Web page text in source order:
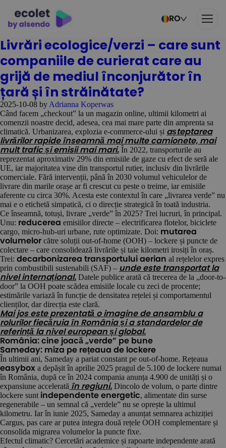
RO
Livrări ecologice/verzi – care sunt
companiile de curierat care au
grijă de mediul înconjurător în
țară și în străinătate?
2025-10-08 by Adrianna Koperwas
Când facem „checkout” la un magazin online, ultimii kilometri ai
comenzii noastre decid, adesea, cea mai mare parte din amprenta sa
climatică. Urbanizarea, explozia e-commerce-ului și așteptarea
livrărilor rapide înseamnă mai multe camionete, mai
mult trafic și emisii mai mari. În 2022, transporturile au
reprezentat aproximativ 29% din emisiile de gaze cu efect de seră ale
UE, iar majoritatea vine din transportul rutier, inclusiv din livrările
comerciale. Fără intervenții, până în 2030 volumul vehiculelor de
livrare din marile orașe ar fi crescut cu peste o treime, iar emisiile
aferente cu circa 30%. Acesta este contextul în care „livrarea verde” nu
mai e o etichetă simpatică, ci o direcție strategică în toată industria.
Ce înseamnă, totuși, livrare „verde” în 2025? Trei lucruri, în principal.
Unu: reducerea emisiilor directe – electrificarea flotelor, biciclete
cargo, micro-hub-uri urbane, rute optimizate. Doi: mutarea
volumelor către soluții out-of-home (OOH) – lockere și puncte de
colectare – care consolidează livrările și taie kilometri irosiți în oraș.
Trei: decarbonizarea transportului aerian al rețelelor expres
prin combustibili sustenabili (SAF) – unde este transportat la
nivel internațional. Datele publice arată că trecerea de la „door-to-
door” la OOH poate scădea emisiile locale cu zeci de procente;
estimările variază în funcție de densitatea rețelei și comportamentul
clienților, dar direcția este clară.
Mai jos este prezentată o imagine de ansamblu a
rolurilor fiecăruia în România și a standardelor de
referință la nivel european și global.
România: cine joacă „verde” pe bune
Sameday: miza pe rețeaua de lockere
În ultimii ani, Sameday a pariat constant pe out-of-home. Rețeaua
easybox a depășit în aprilie 2025 pragul de 5.100 de lockere numai
în România, după ce în 2024 compania anunța 4.900 de unități și o
expansiune accelerată în regiuni. Dincolo de volum, o parte dintre
lockere sunt independente energetic, alimentate din surse
regenerabile – un semnal că „verdele” nu se oprește la ultimul
kilometru. Iar în iunie 2025, Sameday a anunțat semnarea achiziției
Cargus, pas care ar putea integra două rețele OOH complementare și
consolida migrarea volumelor la puncte fixe.
Efectul climatic? Cercetări academice și rapoarte independente arată